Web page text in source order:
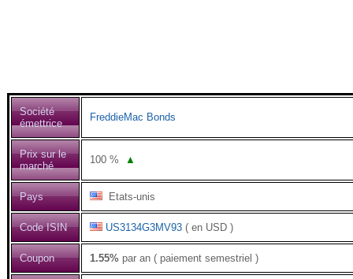
Société
émettrice
FreddieMac Bonds
Prix sur le
marché
100 % ▲
Pays Etats-unis
Code ISIN US3134G3MV93 ( en USD )
Coupon 1.55% par an ( paiement semestriel )